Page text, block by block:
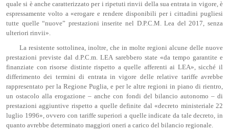
quale si è anche caratterizzato per i ripetuti rinvii della sua entrata in vigore, è
espressamente volto a «erogare e rendere disponibili per i cittadini pugliesi
tutte quelle “nuove” prestazioni inserite nel D.P.C.M. Lea del 2017, senza
ulteriori rinvii».
La resistente sottolinea, inoltre, che in molte regioni alcune delle nuove
prestazioni previste dal d.P.C.m. LEA sarebbero state «da tempo garantite e
finanziate con risorse distinte rispetto a quelle afferenti ai LEA», sicché il
differimento dei termini di entrata in vigore delle relative tariffe avrebbe
rappresentato per la Regione Puglia, e per le altre regioni in piano di rientro,
un ostacolo alla erogazione – anche con fondi del bilancio autonomo – di
prestazioni aggiuntive rispetto a quelle definite dal «decreto ministeriale 22
luglio 1996», ovvero con tariffe superiori a quelle indicate da tale decreto, in
quanto avrebbe determinato maggiori oneri a carico del bilancio regionale.